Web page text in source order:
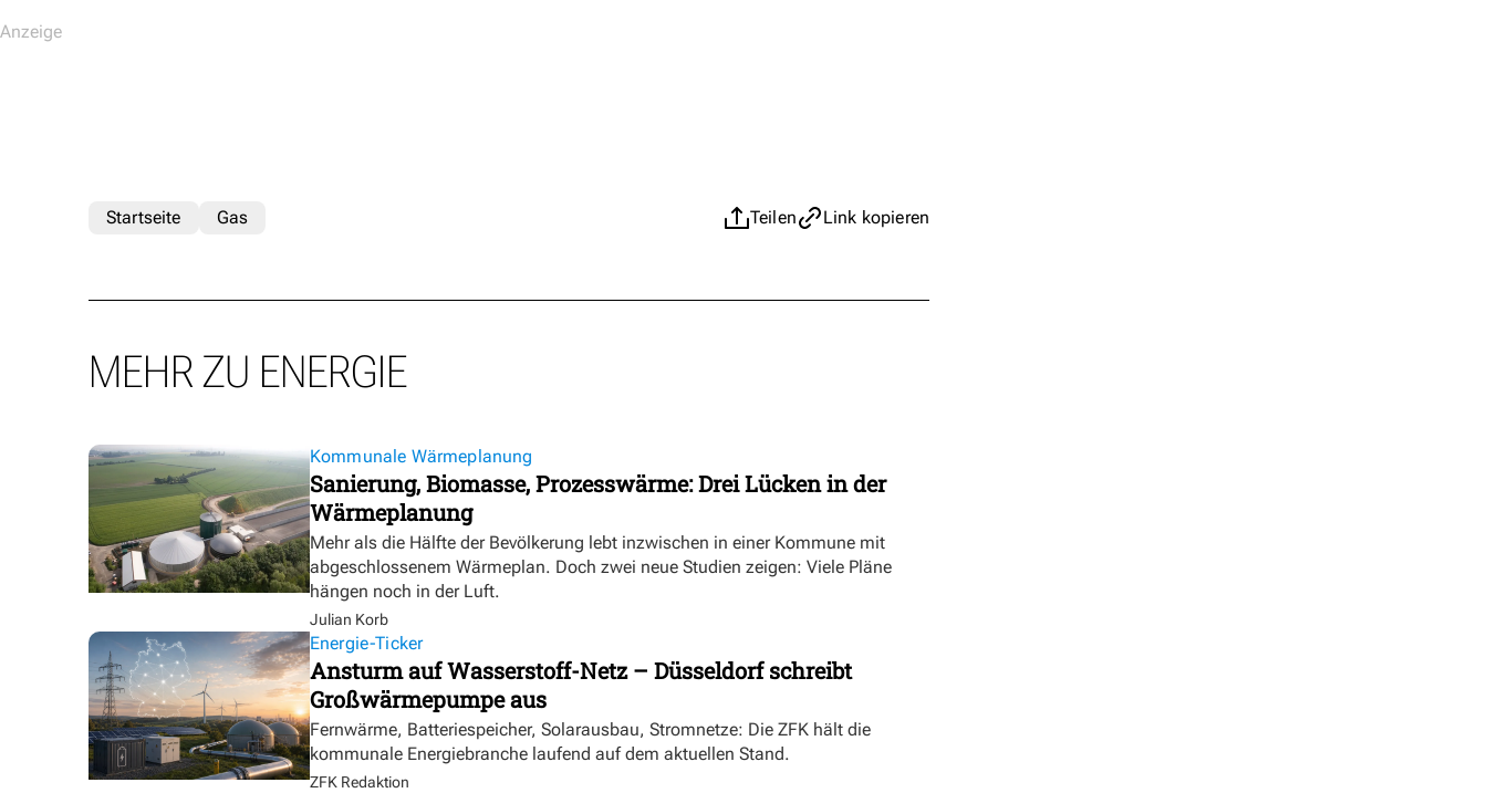
Teilen Link kopieren
Startseite Gas
MEHR ZU ENERGIE
Kommunale Wärmeplanung
Sanierung, Biomasse, Prozesswärme: Drei Lücken in der
Wärmeplanung
Mehr als die Hälfte der Bevölkerung lebt inzwischen in einer Kommune mit
abgeschlossenem Wärmeplan. Doch zwei neue Studien zeigen: Viele Pläne
hängen noch in der Luft.
Julian Korb
Energie-Ticker
Ansturm auf Wasserstoff-Netz – Düsseldorf schreibt
Großwärmepumpe aus
Fernwärme, Batteriespeicher, Solarausbau, Stromnetze: Die ZFK hält die
kommunale Energiebranche laufend auf dem aktuellen Stand.
ZFK Redaktion